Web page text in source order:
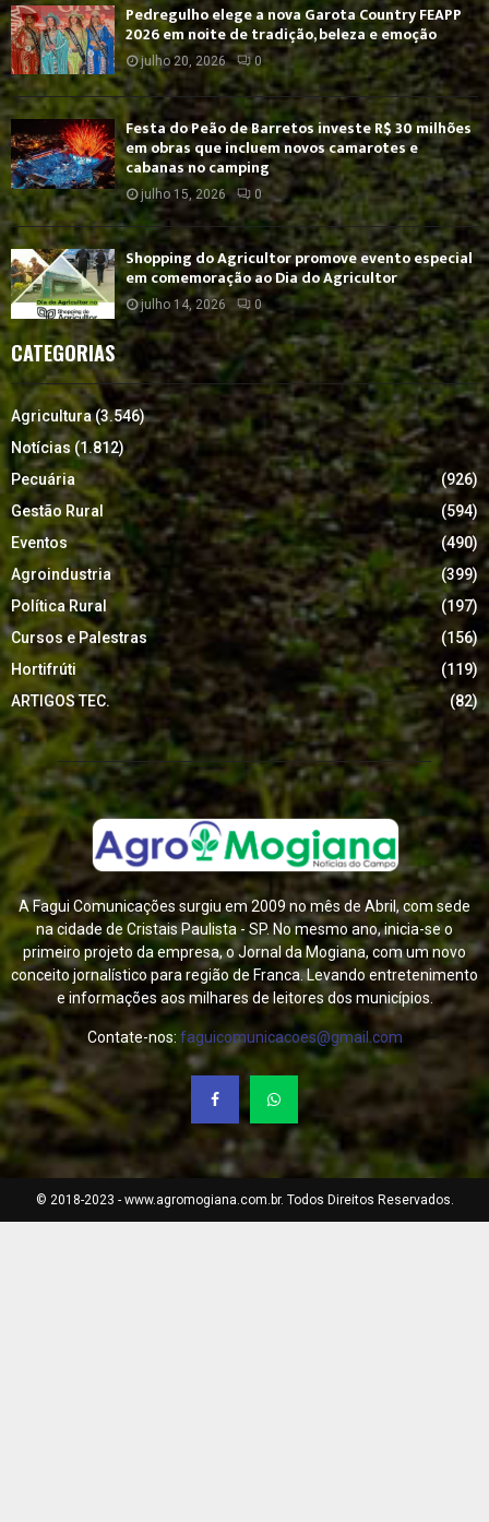
Pedregulho elege a nova Garota Country FEAPP
2026 em noite de tradição, beleza e emoção
julho 20, 2026 0
Festa do Peão de Barretos investe R$ 30 milhões
em obras que incluem novos camarotes e
cabanas no camping
julho 15, 2026 0
Shopping do Agricultor promove evento especial
em comemoração ao Dia do Agricultor
julho 14, 2026 0
CATEGORIAS
Agricultura(3.546)
Notícias (1.812)
Pecuária
(926)
Gestão Rural
(594)
Eventos
(490)
Agroindustria
(399)
Política Rural
(197)
Cursos e Palestras
(156)
Hortifrúti
(119)
ARTIGOS TEC.
(82)
A Fagui Comunicações surgiu em 2009 no mês de Abril, com sede
na cidade de Cristais Paulista - SP. No mesmo ano, inicia-se o
primeiro projeto da empresa, o Jornal da Mogiana, com um novo
conceito jornalístico para região de Franca. Levando entretenimento
e informações aos milhares de leitores dos municípios.
Contate-nos: faguicomunicacoes@gmail.com
© 2018-2023 - www.agromogiana.com.br. Todos Direitos Reservados.